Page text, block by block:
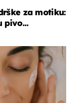
za motiku:
pivo...